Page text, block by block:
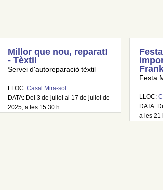
Millor que nou, reparat!
- Tèxtil
Servei d'autoreparació tèxtil
LLOC:Casal Mira-sol
DATA: Del 3 de juliol al 17 de juliol de
2025, a les 15.30 h
Festa
LLOC:
DATA:
a les 21